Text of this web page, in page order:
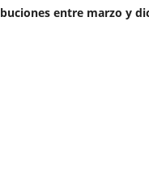
entre marzo y